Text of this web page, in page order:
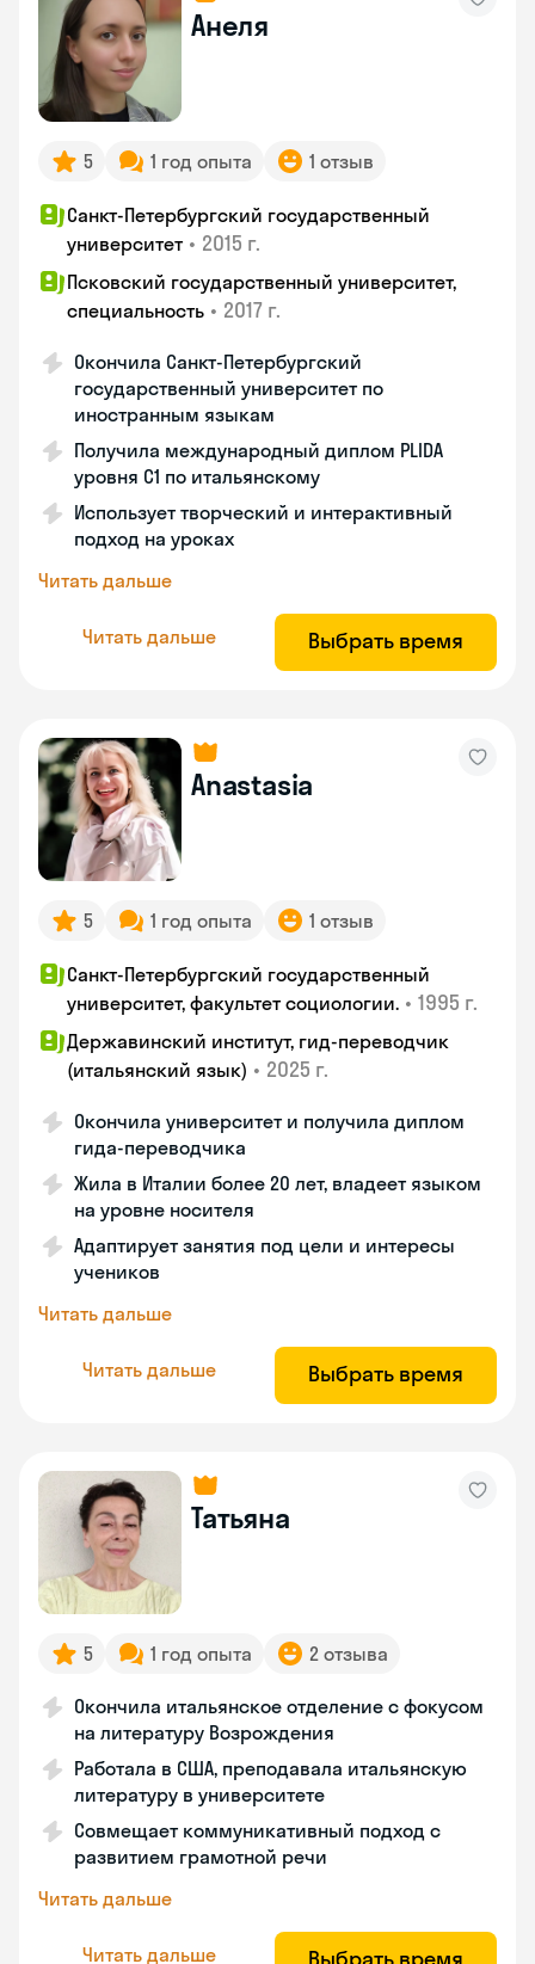
Анеля
5 1 год опыта 1 отзыв
Санкт-Петербургский государственный
университет • 2015 г.
Псковский государственный университет,
специальность • 2017 г.
Окончила Санкт-Петербургский
государственный университет по
иностранным языкам
Получила международный диплом PLIDA
уровня С1 по итальянскому
Использует творческий и интерактивный
подход на уроках
Читать дальше
Читать дальше Выбрать время
Anastasia
5 1 год опыта 1 отзыв
Санкт-Петербургский государственный
университет, факультет социологии. • 1995 г.
Державинский институт, гид-переводчик
(итальянский язык) • 2025 г.
Окончила университет и получила диплом
гида-переводчика
Жила в Италии более 20 лет, владеет языком
на уровне носителя
Адаптирует занятия под цели и интересы
учеников
Читать дальше
Читать дальше Выбрать время
Татьяна
5 1 год опыта 2 отзыва
Окончила итальянское отделение с фокусом
на литературу Возрождения
Работала в США, преподавала итальянскую
литературу в университете
Совмещает коммуникативный подход с
развитием грамотной речи
Читать дальше
Читать дальше